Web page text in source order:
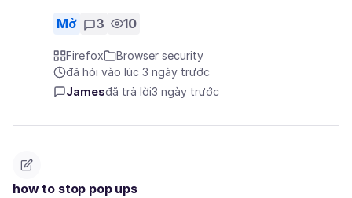
Mở 3 10
Firefox
Browser security
đã hỏi vào lúc 3 ngày trước
Jamesđã trả lời3 ngày trước
how to stop pop ups